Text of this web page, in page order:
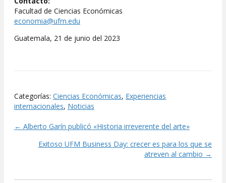
Facultad de Ciencias Económicas
economia@ufm.edu
Guatemala, 21 de junio del 2023
Categorías: Ciencias Económicas, Experiencias
internacionales, Noticias
Posts
navigation
← Alberto Garín publicó «Historia irreverente del arte»
Exitoso UFM Business Day: crecer es para los que se
atreven al cambio →